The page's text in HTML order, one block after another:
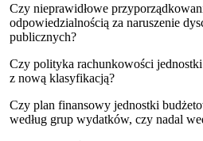
Czy nieprawidłowe
odpowiedzialnością za naruszenie
publicznych?
Czy polityka rachunkowości
z nową klasyfikacją?
Czy plan finansowy jednostki
według grup wydatków, czy nadal